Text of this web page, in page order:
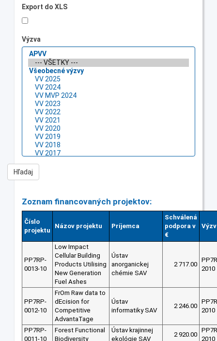
Export do XLS
Výzva
Zoznam financovaných projektov:
Číslo
projektu
Názov projektu Príjemca
Schválená
podpora v
€
PP7RP-
0013-10
Low Impact
Cellular Building
Products Utilising
New Generation
Fuel Ashes
Ústav
anorganickej
chémie SAV
2 717.00
2010
PP7RP-
0012-10
FrOm Raw data to
dEcision for
Competitive
AdvantaTage
Ústav
informatiky SAV
2 246.00
2010
PP7RP-
0011-10
Forest Functional
Biodiversity
Ústav krajinnej
ekológie SAV
2 920.00
2010